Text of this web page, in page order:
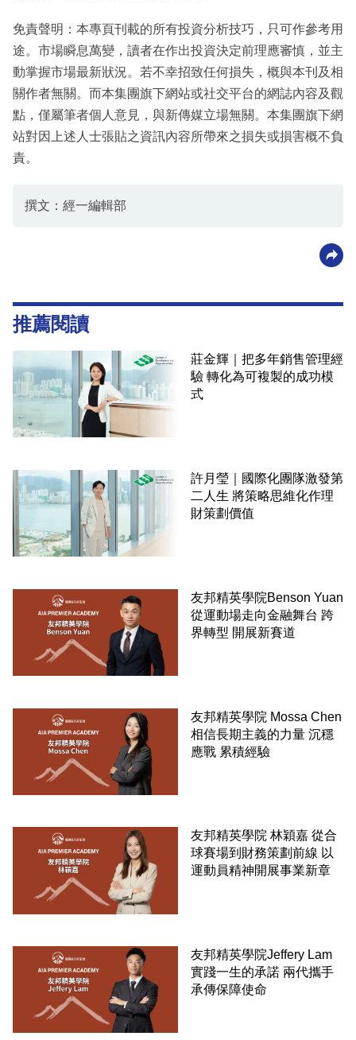
免責聲明：本專頁刊載的所有投資分析技巧，只可作參考用
途。市場瞬息萬變，讀者在作出投資決定前理應審慎，並主
動掌握市場最新狀況。若不幸招致任何損失，概與本刊及相
關作者無關。而本集團旗下網站或社交平台的網誌內容及觀
點，僅屬筆者個人意見，與新傳媒立場無關。本集團旗下網
站對因上述人士張貼之資訊內容所帶來之損失或損害概不負
責。
撰文：經一編輯部
推薦閱讀
莊金輝｜把多年銷售管理經
驗 轉化為可複製的成功模
式
許月瑩｜國際化團隊激發第
二人生 將策略思維化作理
財策劃價值
友邦精英學院Benson Yuan
從運動場走向金融舞台 跨
界轉型 開展新賽道
友邦精英學院 Mossa Chen
相信長期主義的力量 沉穩
應戰 累積經驗
友邦精英學院 林穎嘉 從合
球賽場到財務策劃前線 以
運動員精神開展事業新章
友邦精英學院Jeffery Lam
實踐一生的承諾 兩代攜手
承傳保障使命